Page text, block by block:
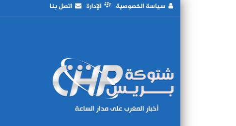
سياسة الخصوصية الإدارة اتصل بنا